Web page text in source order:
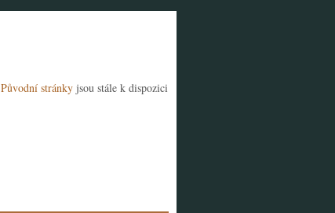
Původní stránky jsou stále k dispozici